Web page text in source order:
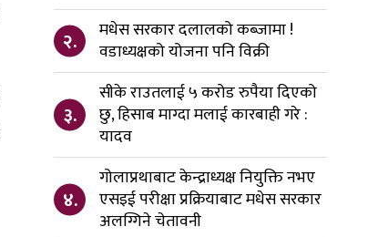
२.
मधेस सरकार दलालको कब्जामा !
वडाध्यक्षको योजना पनि विक्री
३.
सीके राउतलाई ५ करोड रुपैया दिएको
छु, हिसाब माग्दा मलाई कारबाही गरे :
यादव
४.
गोलाप्रथाबाट केन्द्राध्यक्ष नियुक्ति नभए
एसइई परीक्षा प्रक्रियाबाट मधेस सरकार
अलग्गिने चेतावनी